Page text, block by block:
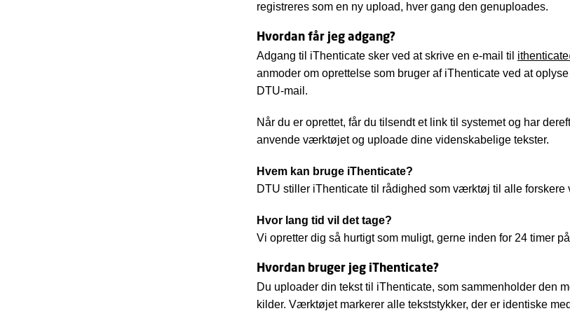
registreres som en ny upload, hver gang den genuploades.
Hvordan får jeg adgang?
Adgang til iThenticate sker ved at skrive en e-mail til
anmoder om oprettelse som bruger af iThenticate ved at
DTU-mail.
Når du er oprettet, får du tilsendt et link til systemet og har
anvende værktøjet og uploade dine videnskabelige tekster.
Hvem kan bruge iThenticate?
DTU stiller iThenticate til rådighed som værktøj til alle forskere
Hvor lang tid vil det tage?
Vi opretter dig så hurtigt som muligt, gerne inden for 24 timer
Hvordan bruger jeg iThenticate?
Du uploader din tekst til iThenticate, som sammenholder den
kilder. Værktøjet markerer alle tekststykker, der er identiske